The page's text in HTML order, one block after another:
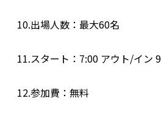
10.出場人数：最大60名
11.スタート：7:00 アウト/イン
12.参加費：無料